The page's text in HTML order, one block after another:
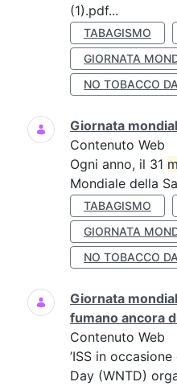
(1).pdf...
TABAGISMO
GIORNATA
NO TOBACCO
Giornata
Contenuto Web
Ogni anno, il 31
Mondiale della
TABAGISMO
GIORNATA
NO TOBACCO
Giornata
fumano ancora
Contenuto Web
’ISS in
Day (WNTD)